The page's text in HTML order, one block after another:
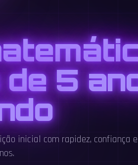
5
inicial com rapidez, confiança e